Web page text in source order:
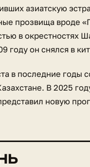
азиатскую
прозвища вроде
в окрестностях
году он снялся в
в последние годы
В 2025
новую